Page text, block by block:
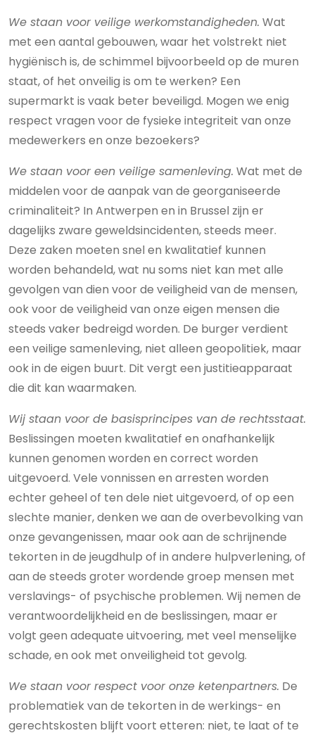
We staan voor veilige werkomstandigheden. Wat
met een aantal gebouwen, waar het volstrekt niet
hygiënisch is, de schimmel bijvoorbeeld op de muren
staat, of het onveilig is om te werken? Een
supermarkt is vaak beter beveiligd. Mogen we enig
respect vragen voor de fysieke integriteit van onze
medewerkers en onze bezoekers?
We staan voor een veilige samenleving. Wat met de
middelen voor de aanpak van de georganiseerde
criminaliteit? In Antwerpen en in Brussel zijn er
dagelijks zware geweldsincidenten, steeds meer.
Deze zaken moeten snel en kwalitatief kunnen
worden behandeld, wat nu soms niet kan met alle
gevolgen van dien voor de veiligheid van de mensen,
ook voor de veiligheid van onze eigen mensen die
steeds vaker bedreigd worden. De burger verdient
een veilige samenleving, niet alleen geopolitiek, maar
ook in de eigen buurt. Dit vergt een justitieapparaat
die dit kan waarmaken.
Wij staan voor de basisprincipes van de rechtsstaat.
Beslissingen moeten kwalitatief en onafhankelijk
kunnen genomen worden en correct worden
uitgevoerd. Vele vonnissen en arresten worden
echter geheel of ten dele niet uitgevoerd, of op een
slechte manier, denken we aan de overbevolking van
onze gevangenissen, maar ook aan de schrijnende
tekorten in de jeugdhulp of in andere hulpverlening, of
aan de steeds groter wordende groep mensen met
verslavings- of psychische problemen. Wij nemen de
verantwoordelijkheid en de beslissingen, maar er
volgt geen adequate uitvoering, met veel menselijke
schade, en ook met onveiligheid tot gevolg.
We staan voor respect voor onze ketenpartners. De
problematiek van de tekorten in de werkings- en
gerechtskosten blijft voort etteren: niet, te laat of te